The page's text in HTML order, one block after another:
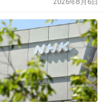
-4
のでこまめに切
2026年8月6日